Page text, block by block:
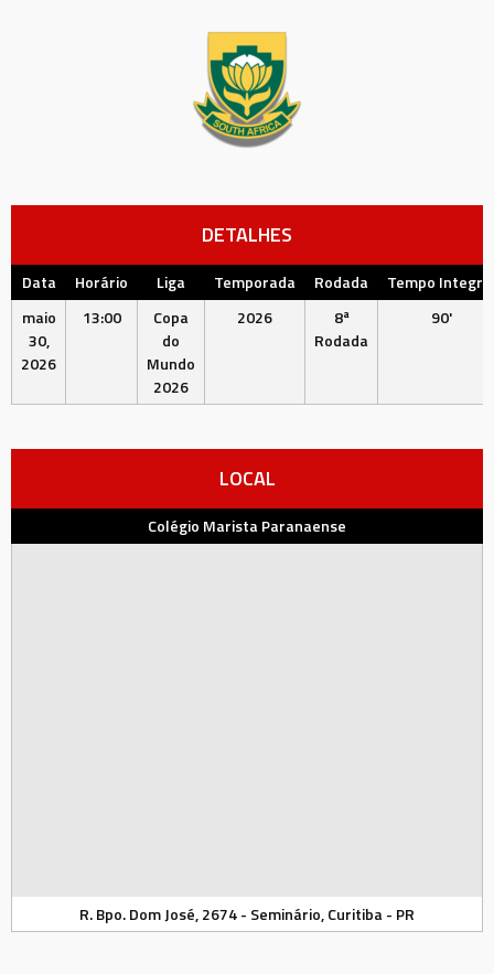
DETALHES
Data Horário Liga Temporada Rodada
Tempo
maio
30,
2026
13:00
Copa
do
Mundo
2026
2026
8ª
Rodada
90'
LOCAL
Colégio Marista Paranaense
R. Bpo. Dom José, 2674 - Seminário, Curitiba - PR